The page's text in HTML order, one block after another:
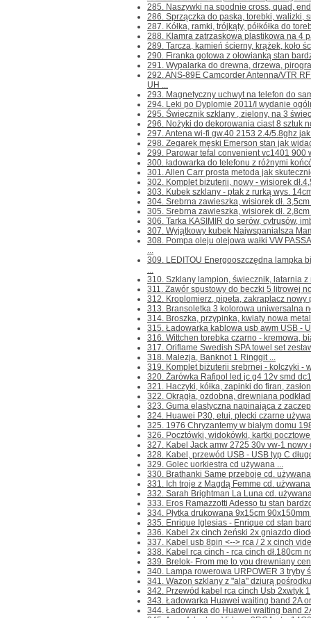
285. Naszywki na spodnie cross, quad,
286. Sprzączka do paska, torebki, walizki,
287. Kółka, ramki, trójkąty, półkółka do
288. Klamra zatrzaskowa plastikowa na 4
289. Tarcza, kamień ścierny, krążek, koło
290. Firanka gotowa z ołowianką stan
291. Wypalarka do drewna, drzewa,
292. ANS-89E Camcorder Antenna/VTR
UH ...
293. Magnetyczny uchwyt na telefon do
294. Leki po Dyplomie 2011/I wydanie
295. Świecznik szklany , zielony, na 3
296. Nożyki do dekorowania ciast 8 sztuk
297. Antena wi-fi gw.40 2153 2.4/5.8ghz
298. Zegarek męski Emerson stan jak
299. Parowar tefal convenient vc1401 900
300. ładowarka do telefonu z różnymi
301. Allen Carr prosta metoda jak
302. Komplet biżuterii, nowy - wisiorek
303. Kubek szklany - ptak z rurką wys.
304. Srebrna zawieszka, wisiorek dł.
305. Srebrna zawieszka, wisiorek dł.
306. Tarka KASIMIR do serów, cytrusów,
307. Wyjątkowy kubek Najwspanialsza
308. Pompa oleju olejowa wałki VW
...
309. LEDITOU Energooszczędna lampka
...
310. Szklany lampion, świecznik, latarnia z
311. Zawór spustowy do beczki 5 litrowej
312. Kroplomierz, pipeta, zakraplacz nowy
313. Bransoletka 3 kolorowa uniwersalna
314. Broszka, przypinka, kwiaty nowa
315. Ładowarka kablowa usb awm USB -
316. Wittchen torebka czarno - kremowa,
317. Oriflame Swedish SPA towel set
318. Malezja, Banknot 1 Ringgit ...
319. Komplet biżuterii srebrnej - kolczyki -
320. Żarówka Rafipol led jc g4 12v smd
321. Haczyki, kółka, zapinki do firan,
322. Okrągła, ozdobna, drewniana
323. Guma elastyczna napinająca z
324. Huawei P30, etui, plecki czarne
325. 1976 Chryzantemy w białym domu
326. Pocztówki, widokówki, kartki
327. Kabel Jack amw 2725 30v vw-1 nowy
328. Kabel, przewód USB - USB typ C
329. Golec uorkiestra cd używana ...
330. Brathanki Same przeboje cd.
331. Ich troje z Magdą Femme cd. używana
332. Sarah Brightman La Luna cd.
333. Eros Ramazzotti Adesso tu stan
334. Płytka drukowana 9x15cm
335. Enrique Iglesias - Enrique cd stan
336. Kabel 2x cinch żeński 2x gniazdo
337. Kabel usb 8pin <--> rca / 2 x cinch
338. Kabel rca cinch - rca cinch dł.180cm
339. Brelok- From me to you drewniany
340. Lampa rowerowa URPOWER 3 tryby
341. Wazon szklany z "ala" dziurą
342. Przewód kabel rca cinch Usb 2xwtyk
343. Ładowarka Huawei waiting band 2A
344. Ładowarka do Huawei waiting band